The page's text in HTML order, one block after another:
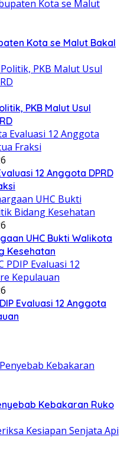
Kota se Malut Bakal
PKB Malut Usul
12 Anggota DPRD
UHC Bukti Walikota
Kesehatan
Evaluasi 12 Anggota
Kebakaran Ruko